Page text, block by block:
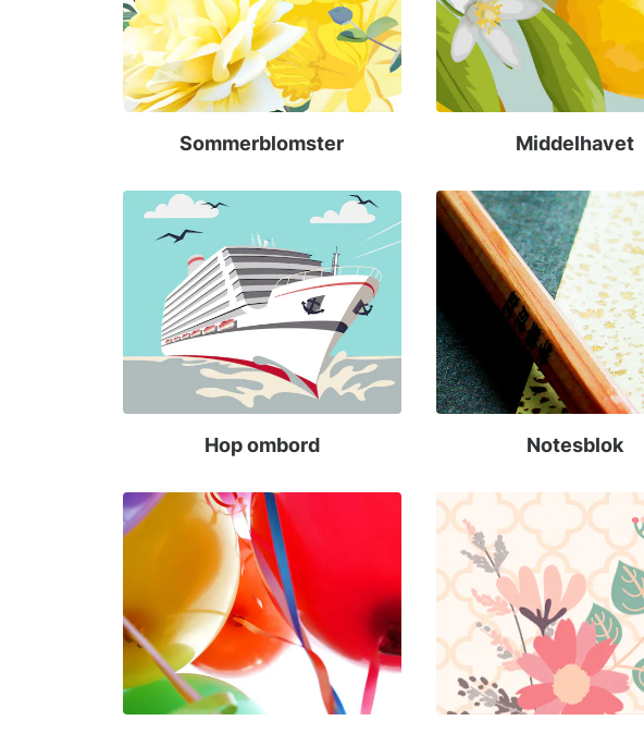
Sommerblomster Middelhavet
Hop ombord Notesblok